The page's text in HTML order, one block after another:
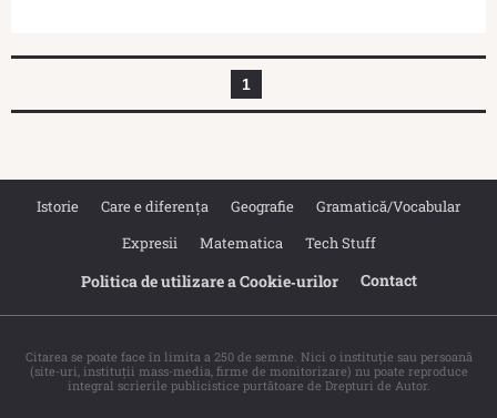
1
Istorie Care e diferența Geografie
Gramatică/Vocabular
Expresii
Matematica Tech Stuff
Politica de utilizare a Cookie‐urilor Contact
Citarea se poate face în limita a 250 de semne. Nici o instituţie sau persoană
(site-uri, instituţii mass-media, firme de monitorizare) nu poate reproduce
integral scrierile publicistice purtătoare de Drepturi de Autor.